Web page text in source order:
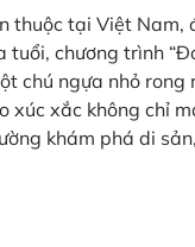
thuộc tại Việt
chương trình
chú ngựa nhỏ
xúc xắc không chỉ
khám phá di